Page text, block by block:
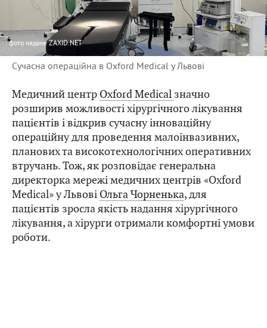
фото надане ZAXID.NET
Сучасна операційна в Oxford Medical у Львові
Медичний центр Oxford Medical значно
розширив можливості хірургічного лікування
пацієнтів і відкрив сучасну інноваційну
операційну для проведення малоінвазивних,
планових та високотехнологічних оперативних
втручань. Тож, як розповідає генеральна
директорка мережі медичних центрів «Oxford
Medical» у Львові Ольга Чорненька, для
пацієнтів зросла якість надання хірургічного
лікування, а хірурги отримали комфортні умови
роботи.